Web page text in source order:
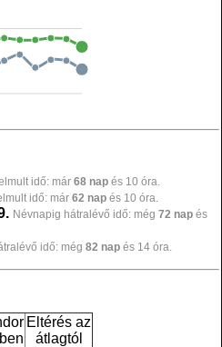
idő: már 68 nap és 10 óra.
idő: már 62 nap és 10 óra.
Névnapig hátralévő idő: még 72 nap és
idő: még 82 nap és 14 óra.
Eltérés az
átlagtól